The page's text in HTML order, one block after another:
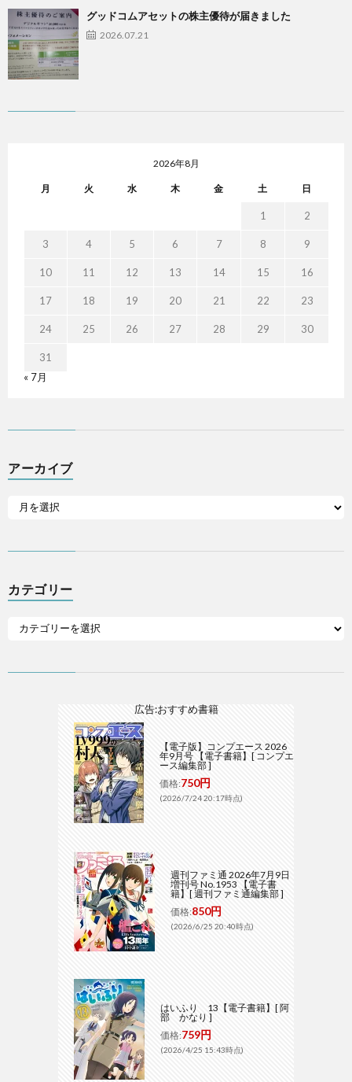
グッドコムアセットの株主優待が届きました
2026.07.21
2026年8月
月 火 水 木 金 土 日
1 2
3 4 5 6 7 8 9
10 11 12 13 14 15 16
17 18 19 20 21 22 23
24 25 26 27 28 29 30
31
« 7月
アーカイブ
カテゴリー
広告:おすすめ書籍
【電子版】コンプエース 2026
年9月号 【電子書籍】[ コンプエ
ース編集部 ]
価格:750円
(2026/7/24 20:17時点)
週刊ファミ通 2026年7月9日
増刊号 No.1953 【電子書
籍】[ 週刊ファミ通編集部 ]
価格:850円
(2026/6/25 20:40時点)
はいふり 13【電子書籍】[ 阿
部 かなり ]
価格:759円
(2026/4/25 15:43時点)